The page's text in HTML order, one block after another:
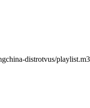
distrotvus/